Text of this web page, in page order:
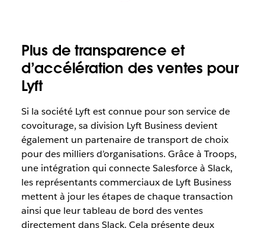
Plus de transparence et
d’accélération des ventes pour
Lyft
Si la société Lyft est connue pour son service de
covoiturage, sa division Lyft Business devient
également un partenaire de transport de choix
pour des milliers d’organisations. Grâce à Troops,
une intégration qui connecte Salesforce à Slack,
les représentants commerciaux de Lyft Business
mettent à jour les étapes de chaque transaction
ainsi que leur tableau de bord des ventes
directement dans Slack. Cela présente deux